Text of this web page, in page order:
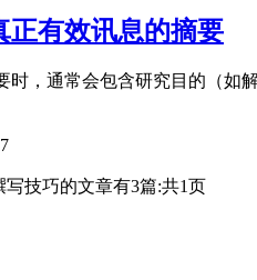
正有效讯息的摘要
时，通常会包含研究目的（如
写技巧的文章有3篇:共1页